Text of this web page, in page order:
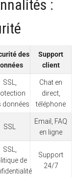
:
des
Support
client
SSL,
données
Chat en
direct,
téléphone
SSL
Email, FAQ
en ligne
SSL,
de
Support
24/7